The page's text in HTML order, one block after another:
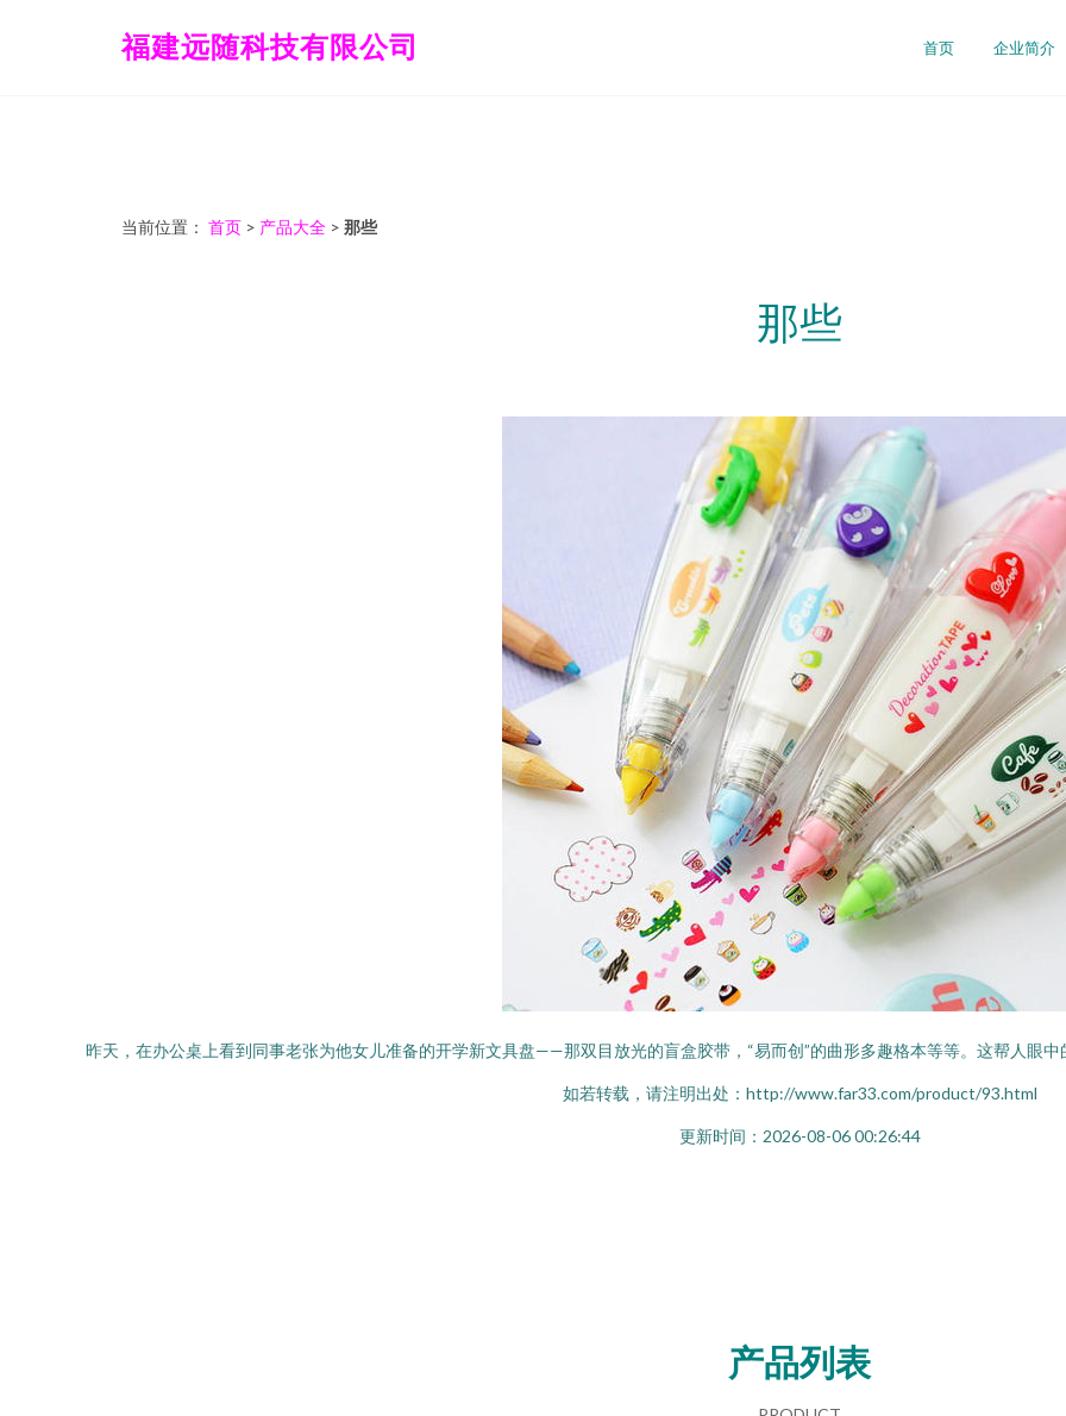
福建远随科技有限公司 首页 企业简介
当前位置： 首页 > 产品大全 > 那些
那些
昨天，在办公桌上看到同事老张为他女儿准备的开学新文具盘——那双目放光的盲盒胶带，“易而创”的曲形多趣格本等等。这帮人眼中
如若转载，请注明出处：http://www.far33.com/product/93.html
更新时间：2026-08-06 00:26:44
产品列表